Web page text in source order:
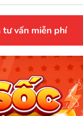
tư vấn miễn phí